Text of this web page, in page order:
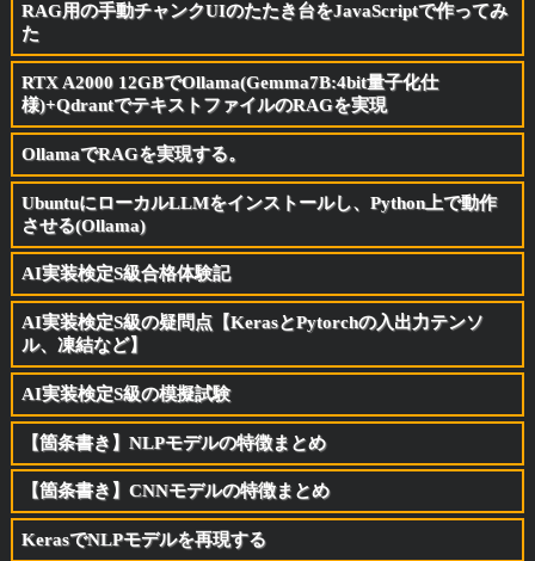
RAG用の手動チャンクUIのたたき台をJavaScriptで作ってみ
た
RTX A2000 12GBでOllama(Gemma7B:4bit量子化仕
様)+QdrantでテキストファイルのRAGを実現
OllamaでRAGを実現する。
UbuntuにローカルLLMをインストールし、Python上で動作
させる(Ollama)
AI実装検定S級合格体験記
AI実装検定S級の疑問点【KerasとPytorchの入出力テンソ
ル、凍結など】
AI実装検定S級の模擬試験
【箇条書き】NLPモデルの特徴まとめ
【箇条書き】CNNモデルの特徴まとめ
KerasでNLPモデルを再現する